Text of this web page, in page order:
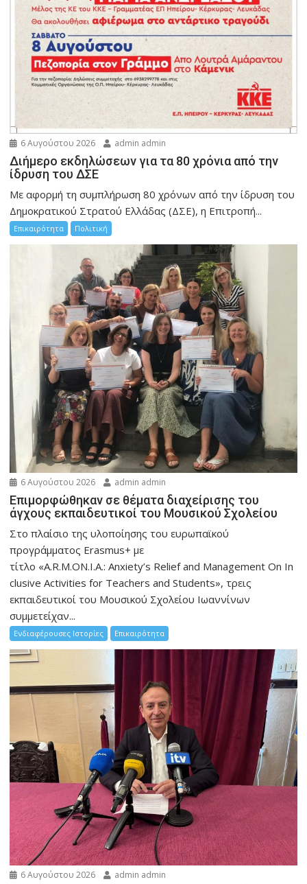
6 Αυγούστου 2026 admin admin
Διήμερο εκδηλώσεων για τα 80 χρόνια από την
ίδρυση του ΔΣΕ
Με αφορμή τη συμπλήρωση 80 χρόνων από την ίδρυση του
Δημοκρατικού Στρατού Ελλάδας (ΔΣΕ), η Επιτροπή...
Επικαιρότητα Πολιτική
6 Αυγούστου 2026 admin admin
Eπιμορφώθηκαν σε θέματα διαχείρισης του
άγχους εκπαιδευτικοί του Μουσικού Σχολείου
Στο πλαίσιο της υλοποίησης του ευρωπαϊκού
προγράμματος Erasmus+ με
τίτλο «A.R.M.ON.I.A.: Anxiety’s Relief and Management On In
clusive Activities for Teachers and Students», τρεις
εκπαιδευτικοί του Μουσικού Σχολείου Ιωαννίνων
συμμετείχαν...
Ενδιαφέρουσες Ιστορίες Επικαιρότητα
6 Αυγούστου 2026 admin admin